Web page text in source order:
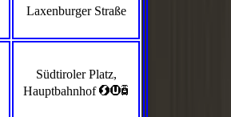
Laxenburger Straße
Südtiroler Platz,
Hauptbahnhof<>`